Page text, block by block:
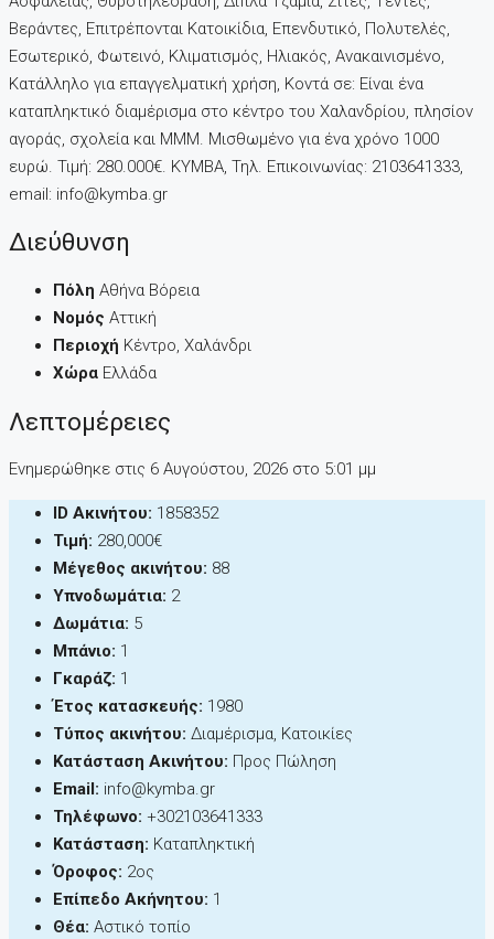
Βεράντες, Επιτρέπονται Κατοικίδια, Επενδυτικό, Πολυτελές,
Εσωτερικό, Φωτεινό, Κλιματισμός, Ηλιακός, Ανακαινισμένο,
Κατάλληλο για επαγγελματική χρήση, Κοντά σε: Είναι ένα
καταπληκτικό διαμέρισμα στο κέντρο του Χαλανδρίου, πλησίον
αγοράς, σχολεία και ΜΜΜ. Μισθωμένο για ένα χρόνο 1000
ευρώ. Τιμή: 280.000€. KYMBA, Τηλ. Επικοινωνίας: 2103641333,
email: info@kymba.gr
Διεύθυνση
Πόλη Αθήνα Βόρεια
Νομός Αττική
Περιοχή Κέντρο, Χαλάνδρι
Χώρα Ελλάδα
Λεπτομέρειες
Ενημερώθηκε στις 6 Αυγούστου, 2026 στo 5:01 μμ
ID Ακινήτου: 1858352
Τιμή: 280,000€
Μέγεθος ακινήτου: 88
Υπνοδωμάτια: 2
Δωμάτια: 5
Μπάνιο: 1
Γκαράζ: 1
Έτος κατασκευής: 1980
Τύπος ακινήτου: Διαμέρισμα, Κατοικίες
Κατάσταση Ακινήτου: Προς Πώληση
Email: info@kymba.gr
Τηλέφωνο: +302103641333
Κατάσταση: Καταπληκτική
Όροφος: 2ος
Επίπεδο Ακήνητου: 1
Θέα: Αστικό τοπίο